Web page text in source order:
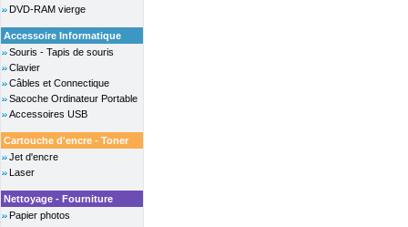
DVD-RAM vierge
Accessoire Informatique
Souris - Tapis de souris
Clavier
Câbles et Connectique
Sacoche Ordinateur Portable
Accessoires USB
Cartouche d'encre - Toner
Jet d'encre
Laser
Nettoyage - Fourniture
Papier photos